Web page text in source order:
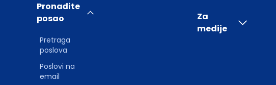
Pronađite
posao
Pretraga
poslova
Poslovi na
email
Za
medije